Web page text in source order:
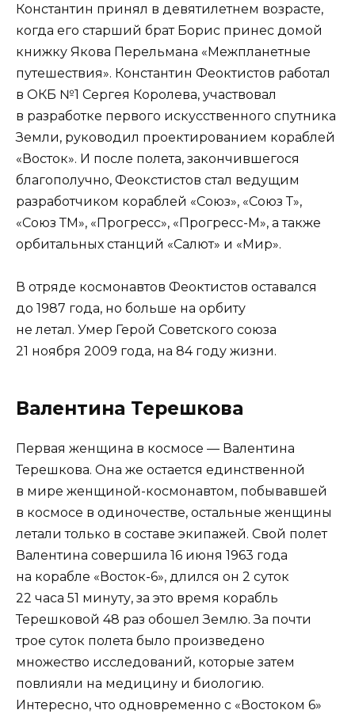
Константин принял в девятилетнем возрасте,
когда его старший брат Борис принес домой
книжку Якова Перельмана «Межпланетные
путешествия». Константин Феоктистов работал
в ОКБ №1 Сергея Королева, участвовал
в разработке первого искусственного спутника
Земли, руководил проектированием кораблей
«Восток». И после полета, закончившегося
благополучно, Феокстистов стал ведущим
разработчиком кораблей «Союз», «Союз Т»,
«Союз ТМ», «Прогресс», «Прогресс-М», а также
орбитальных станций «Салют» и «Мир».
В отряде космонавтов Феоктистов оставался
до 1987 года, но больше на орбиту
не летал. Умер Герой Советского союза
21 ноября 2009 года, на 84 году жизни.
Валентина Терешкова
Первая женщина в космосе — Валентина
Терешкова. Она же остается единственной
в мире женщиной-космонавтом, побывавшей
в космосе в одиночестве, остальные женщины
летали только в составе экипажей. Свой полет
Валентина совершила 16 июня 1963 года
на корабле «Восток-6», длился он 2 суток
22 часа 51 минуту, за это время корабль
Терешковой 48 раз обошел Землю. За почти
трое суток полета было произведено
множество исследований, которые затем
повлияли на медицину и биологию.
Интересно, что одновременно с «Востоком 6»